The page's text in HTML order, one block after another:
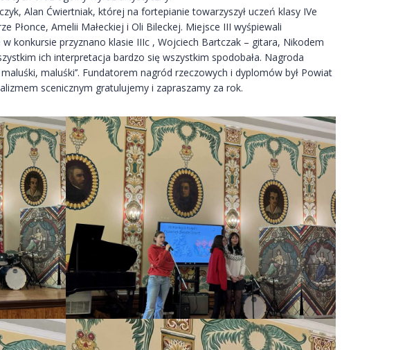
Alan Ćwiertniak, której na fortepianie towarzyszył uczeń klasy IVe
Płonce, Amelii Małeckiej i Oli Bileckej. Miejsce III wyśpiewali
konkursie przyznano klasie IIIc , Wojciech Bartczak – gitara, Nikodem
ich interpretacja bardzo się wszystkim spodobała. Nagroda
maluśki’’. Fundatorem nagród rzeczowych i dyplomów był Powiat
scenicznym gratulujemy i zapraszamy za rok.